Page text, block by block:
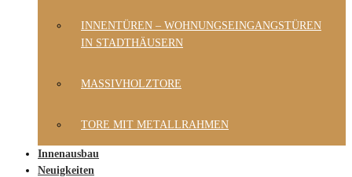
INNENTÜREN – WOHNUNGSEINGANGSTÜREN
IN STADTHÄUSERN
MASSIVHOLZTORE
TORE MIT METALLRAHMEN
Innenausbau
Neuigkeiten